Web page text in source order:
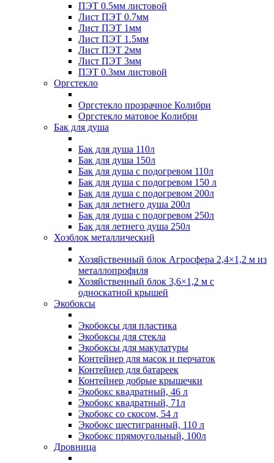
ПЭТ 0.5мм листовой
Лист ПЭТ 0.7мм
Лист ПЭТ 1мм
Лист ПЭТ 1.5мм
Лист ПЭТ 2мм
Лист ПЭТ 3мм
ПЭТ 0.3мм листовой
Оргстекло
Оргстекло прозрачное Колибри
Оргстекло матовое Колибри
Бак для душа
Бак для душа 110л
Бак для душа 150л
Бак для душа с подогревом 110л
Бак для душа с подогревом 150 л
Бак для душа с подогревом 200л
Бак для летнего душа 200л
Бак для душа с подогревом 250л
Бак для летнего душа 250л
Хозблок металлический
Хозяйственный блок Агросфера 2,4×1,2 м из
металлопрофиля
Хозяйственный блок 3,6×1,2 м с
односкатной крышей
Экобоксы
Экобоксы для пластика
Экобоксы для стекла
Экобоксы для макулатуры
Контейнер для масок и перчаток
Контейнер для батареек
Контейнер добрые крышечки
Экобокс квадратный, 46 л
Экобокс квадратный, 71л
Экобокс со скосом, 54 л
Экобокс шестигранный, 110 л
Экобокс прямоугольный, 100л
Дровница